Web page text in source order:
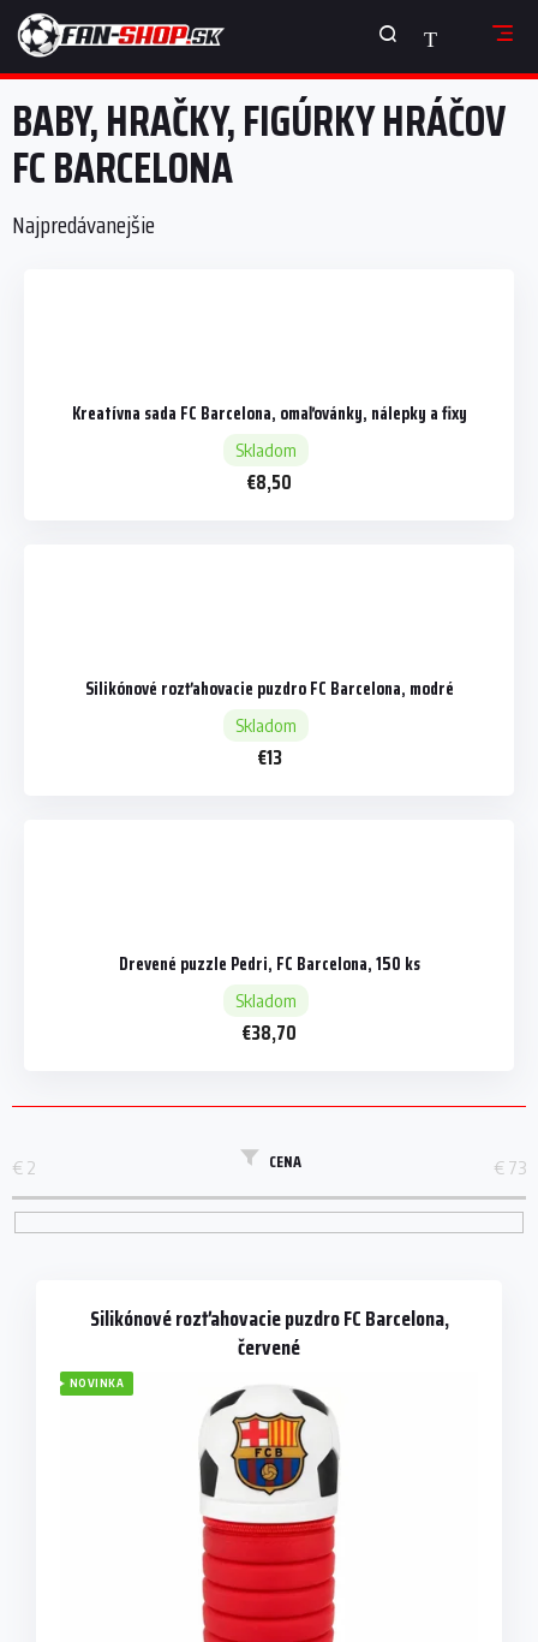
Prejsť
obsah
NÁKUPNÝ
KOŠÍK
BABY, HRAČKY, FIGÚRKY HRÁČOV
FC BARCELONA
Najpredávanejšie
Kreatívna sada FC Barcelona, omaľovánky, nálepky a fixy
Skladom
€8,50
Silikónové rozťahovacie puzdro FC Barcelona, modré
Skladom
€13
Drevené puzzle Pedri, FC Barcelona, 150 ks
Skladom
€38,70
CENA
€ 2 € 73
Silikónové rozťahovacie puzdro FC Barcelona,
červené
NOVINKA